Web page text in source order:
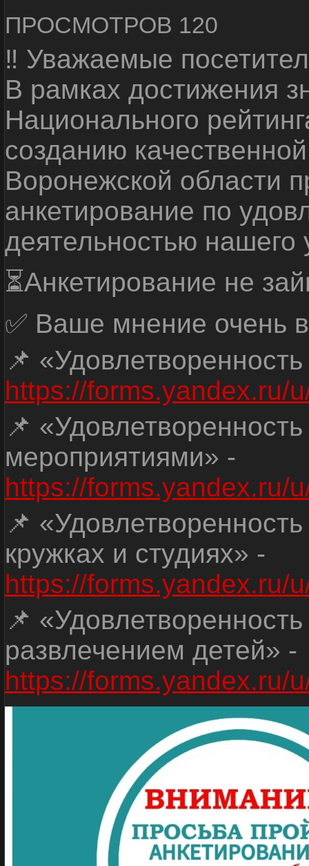
ПРОСМОТРОВ 120
‼ Уважаемые
В рамках достижения
Национального
созданию
Воронежской области
анкетирование по
деятельностью нашего
⏳Анкетирование не
✅ Ваше мнение очень
📌
https://forms.yandex.ru/
📌
мероприятиями» -
https://forms.yandex.ru/
📌
кружках и студиях» -
https://forms.yandex.ru/
📌
развлечением детей» -
https://forms.yandex.ru/